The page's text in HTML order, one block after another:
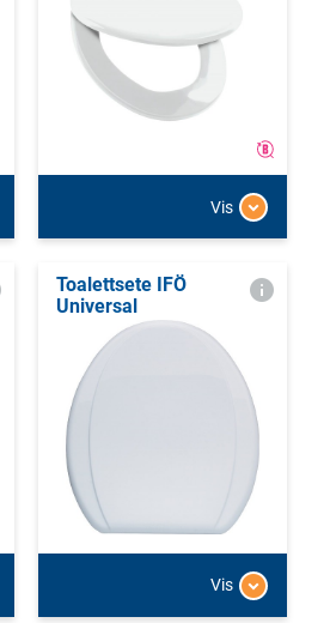
Vis
Toalettsete IFÖ
Universal
Vis